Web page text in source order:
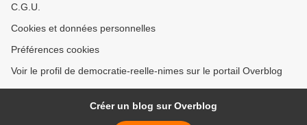
C.G.U.
Cookies et données personnelles
Préférences cookies
Voir le profil de democratie-reelle-nimes sur le portail Overblog
Créer un blog sur Overblog